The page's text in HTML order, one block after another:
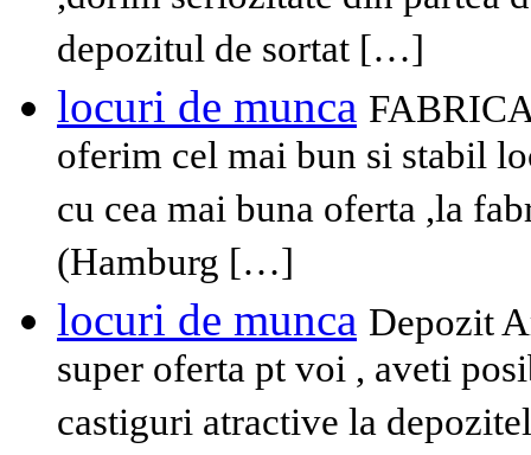
depozitul de sortat […]
locuri de munca
oferim cel mai bun si stabil
cu cea mai buna oferta ,la
(Hamburg […]
locuri de munca Depozit
super oferta pt voi , aveti
castiguri atractive la